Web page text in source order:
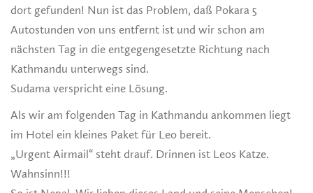
dort gefunden! Nun ist das Problem, daß Pokara 5
Autostunden von uns entfernt ist und wir schon am
nächsten Tag in die entgegengesetzte Richtung nach
Kathmandu unterwegs sind.
Sudama verspricht eine Lösung.
Als wir am folgenden Tag in Kathmandu ankommen liegt
im Hotel ein kleines Paket für Leo bereit.
„Urgent Airmail“ steht drauf. Drinnen ist Leos Katze.
Wahnsinn!!!